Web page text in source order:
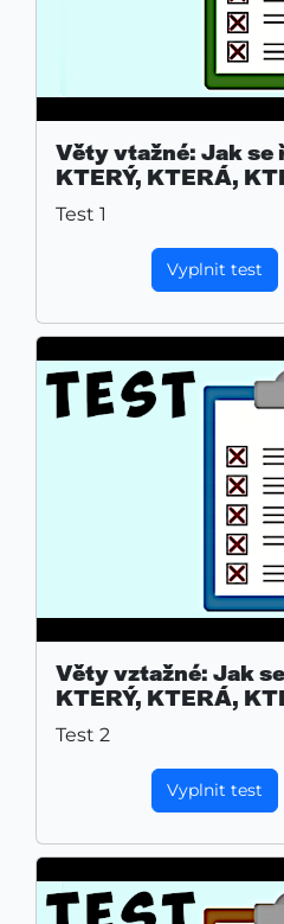
Věty vtažné: Jak se
KTERÝ, KTERÁ,
Test 1
Vyplnit test
Věty vztažné: Jak
KTERÝ, KTERÁ,
Test 2
Vyplnit test